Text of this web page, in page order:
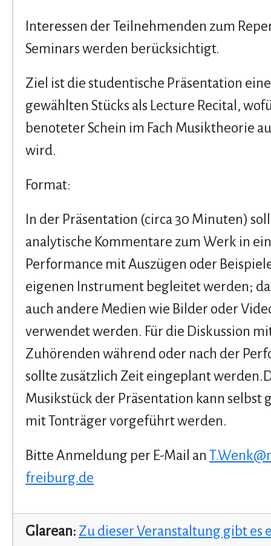
Interessen der Teilnehmenden zum
Seminars werden berücksichtigt.
Ziel ist die studentische Präsentation
gewählten Stücks als Lecture Recital,
benoteter Schein im Fach Musiktheorie
wird.
Format:
In der Präsentation (circa 30 Minuten)
analytische Kommentare zum Werk in
Performance mit Auszügen oder
eigenen Instrument begleitet werden;
auch andere Medien wie Bilder oder
verwendet werden. Für die Diskussion
Zuhörenden während oder nach der
sollte zusätzlich Zeit eingeplant
Musikstück der Präsentation kann selbst
mit Tonträger vorgeführt werden.
Bitte Anmeldung per E-Mail an
freiburg.de
Glarean: Zu dieser Veranstaltung gibt es